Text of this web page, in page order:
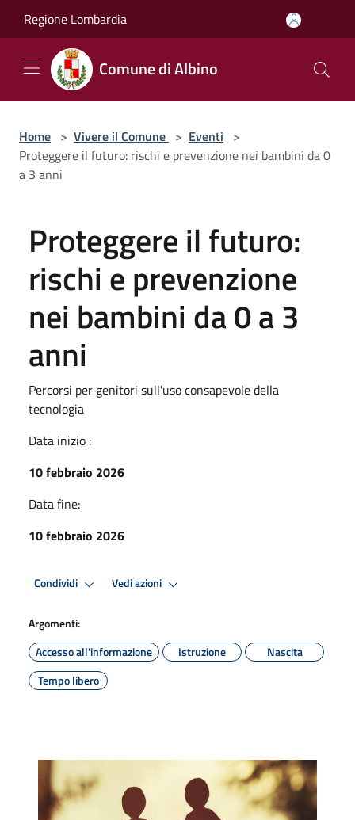
Regione Lombardia
Comune di Albino
Home > Vivere il Comune > Eventi >
Proteggere il futuro: rischi e prevenzione nei bambini da 0
a 3 anni
Proteggere il futuro:
rischi e prevenzione
nei bambini da 0 a 3
anni
Percorsi per genitori sull'uso consapevole della
tecnologia
Data inizio :
10 febbraio 2026
Data fine:
10 febbraio 2026
Condividi Vedi azioni
Argomenti:
Accesso all'informazione
Istruzione
Nascita
Tempo libero